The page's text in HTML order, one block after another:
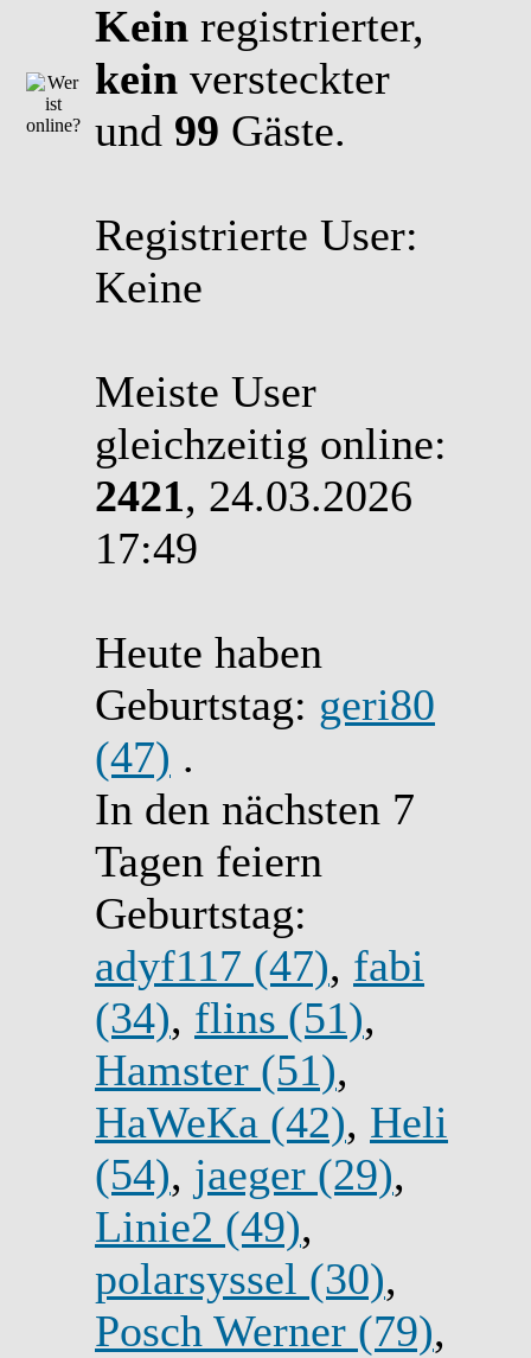
Kein registrierter,
kein versteckter
und 99 Gäste.
Registrierte User:
Keine
Meiste User
gleichzeitig online:
2421, 24.03.2026
17:49
Heute haben
Geburtstag: geri80
(47) .
In den nächsten 7
Tagen feiern
Geburtstag:
adyf117 (47), fabi
(34), flins (51),
Hamster (51),
HaWeKa (42), Heli
(54), jaeger (29),
Linie2 (49),
polarsyssel (30),
Posch Werner (79),